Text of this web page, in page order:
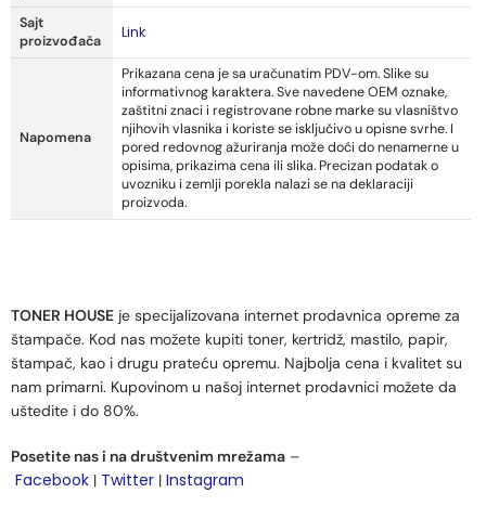
Sajt
proizvođača
Link
Napomena
Prikazana cena je sa uračunatim PDV-om. Slike su
informativnog karaktera. Sve navedene OEM oznake,
zaštitni znaci i registrovane robne marke su vlasništvo
njihovih vlasnika i koriste se isključivo u opisne svrhe. I
pored redovnog ažuriranja može doći do nenamerne u
opisima, prikazima cena ili slika. Precizan podatak o
uvozniku i zemlji porekla nalazi se na deklaraciji
proizvoda.
TONER HOUSE je specijalizovana internet prodavnica opreme za
štampače. Kod nas možete kupiti toner, kertridž, mastilo, papir,
štampač, kao i drugu prateću opremu. Najbolja cena i kvalitet su
nam primarni. Kupovinom u našoj internet prodavnici možete da
uštedite i do 80%.
Posetite nas i na društvenim mrežama –
Facebook | Twitter | Instagram